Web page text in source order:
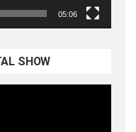
05:06
SHOW